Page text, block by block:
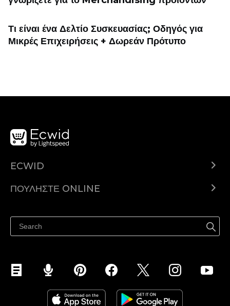
Τι είναι ένα Δελτίο Συσκευασίας; Οδηγός για
Μικρές Επιχειρήσεις + Δωρεάν Πρότυπο
ECWID
Τιμολόγηση
ΠΟΥΛΉΣΤΕ ONLINE
Πουλήστε στο Facebook
Πουλήστε στο Instagram